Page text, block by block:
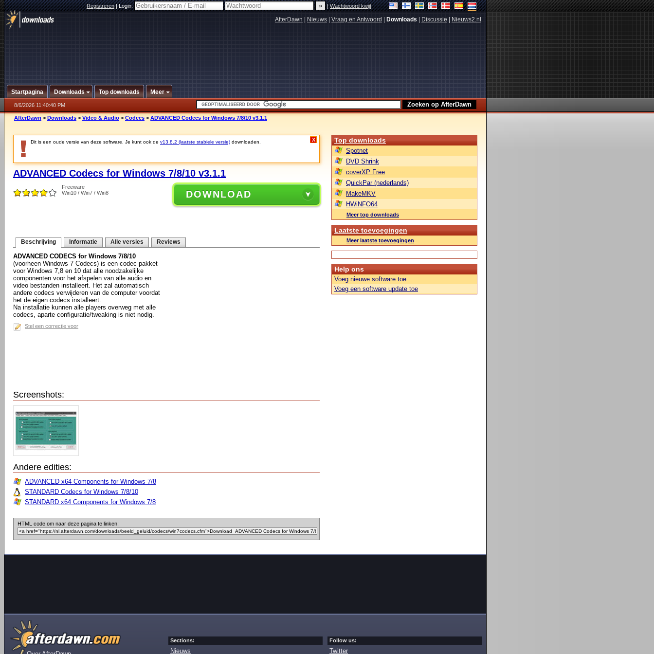
Registreren|Login: |Wachtwoord kwijt
AfterDawn Nieuws Vraag en Antwoord Downloads Discussie Nieuws2.nl
Startpagina Downloads Top downloads Meer
8/6/2026 11:40:40 PM
AfterDawn > Downloads > Video & Audio > Codecs > ADVANCED Codecs for Windows 7/8/10 v3.1.1
Dit is een oude versie van deze software. Je kunt ook de v13.8.2 (laatste stabiele versie) downloaden. X
ADVANCED Codecs for Windows 7/8/10 v3.1.1
Freeware
Win10 / Win7 / Win8
DOWNLOAD
Beschrijving Informatie Alle versies Reviews
ADVANCED CODECS for Windows 7/8/10
(voorheen Windows 7 Codecs) is een codec pakket
voor Windows 7,8 en 10 dat alle noodzakelijke
componenten voor het afspelen van alle audio en
video bestanden installeert. Het zal automatisch
andere codecs verwijderen van de computer voordat
het de eigen codecs installeert.
Na installatie kunnen alle players overweg met alle
codecs, aparte configuratie/tweaking is niet nodig.
Stel een correctie voor
Screenshots:
Andere edities:
ADVANCED x64 Components for Windows 7/8
STANDARD Codecs for Windows 7/8/10
STANDARD x64 Components for Windows 7/8
HTML code om naar deze pagina te linken:
Top downloads
Spotnet
DVD Shrink
coverXP Free
QuickPar (nederlands)
MakeMKV
HWiNFO64
Meer top downloads
Laatste toevoegingen
Meer laatste toevoegingen
Help ons
Voeg nieuwe software toe
Voeg een software update toe
Sections:
Nieuws
Follow us:
Twitter